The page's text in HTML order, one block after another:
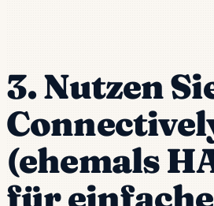
3. Nutzen
(ehemals